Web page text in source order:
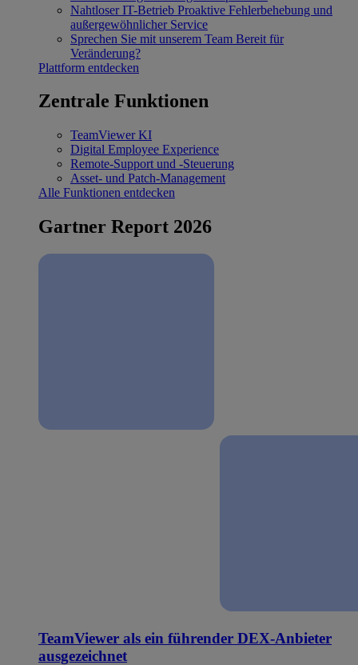
Nahtloser IT-Betrieb Proaktive Fehlerbehebung und
außergewöhnlicher Service
Sprechen Sie mit unserem Team Bereit für
Veränderung?
Plattform entdecken
Zentrale Funktionen
TeamViewer KI
Digital Employee Experience
Remote-Support und -Steuerung
Asset- und Patch-Management
Alle Funktionen entdecken
Gartner Report 2026
TeamViewer als ein führender DEX-Anbieter
ausgezeichnet